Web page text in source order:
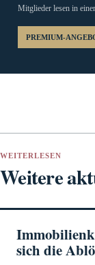
Mitglieder lesen in
PREMIUM-
WEITERLESEN
Weitere
sich die